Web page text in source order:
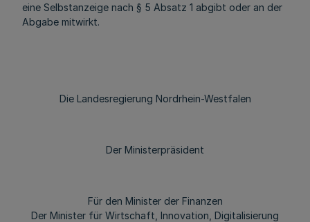
eine Selbstanzeige nach § 5 Absatz 1 abgibt oder an der
Abgabe mitwirkt.
Die Landesregierung Nordrhein-Westfalen
Der Ministerpräsident
Für den Minister der Finanzen
Der Minister für Wirtschaft, Innovation, Digitalisierung